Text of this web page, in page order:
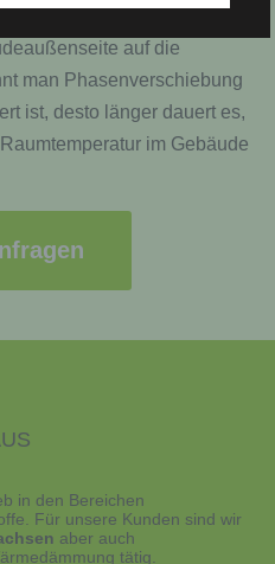
auf die
man Phasenverschiebung
ist, desto länger dauert es,
im Gebäude
in den Bereichen
. Für unsere Kunden sind wir
aber auch
tätig.
die darin besteht, dass
Daten verwendet werden,
Aspekte, die sich auf eine
zu bewerten,
persönlicher
dieser natürlichen
vorherzusagen.
nicht mehr einer
und technischen und
unterliegen, die
Daten
oder identifizierbaren